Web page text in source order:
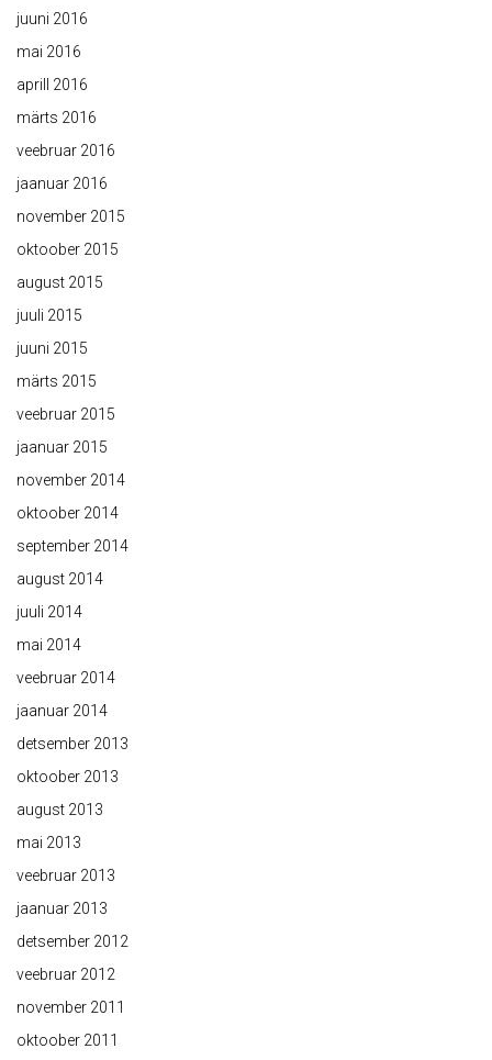
juuni 2016
mai 2016
aprill 2016
märts 2016
veebruar 2016
jaanuar 2016
november 2015
oktoober 2015
august 2015
juuli 2015
juuni 2015
märts 2015
veebruar 2015
jaanuar 2015
november 2014
oktoober 2014
september 2014
august 2014
juuli 2014
mai 2014
veebruar 2014
jaanuar 2014
detsember 2013
oktoober 2013
august 2013
mai 2013
veebruar 2013
jaanuar 2013
detsember 2012
veebruar 2012
november 2011
oktoober 2011